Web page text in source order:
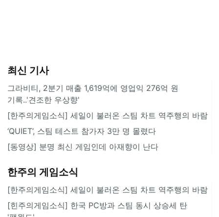
최신 기사
그라비티, 2분기 매출 1,619억에 영업익 276억 원
기록..'견조한 우상향'
[한주의게임소식] 세일이 불러온 스팀 차트 역주행의 바람
‘QUIET’, 스팀 테스트 참가자 3만 명 몰렸다
[동영상] 분명 최신 게임인데 아재향이 난다
한주의 게임소식
[한주의게임소식] 세일이 불러온 스팀 차트 역주행의 바람
[힌주의게임소식] 한국 PC방과 스팀 동시 상승세 탄